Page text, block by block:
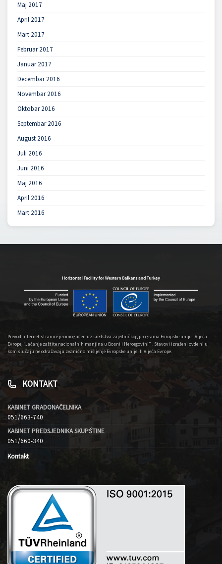
Maj 2017
April 2017
Mart 2017
Februar 2017
Januar 2017
Decembar 2016
Novembar 2016
Oktobar 2016
Septembar 2016
August 2016
Juli 2016
Juni 2016
Maj 2016
April 2016
Mart 2016
Prevod internet stranice je omogućen uz sredstva zajedničkog programa Evropske unije i Vijeća
Evrope, “Jačanje zaštite nacionalnih manjina u Bosni i Hercegovini” . Stavovi izraženi ovde ni u
kom slučaju ne odražavaju zvanično mišljenje Evropske unije ili Vijeća Evrope.
KONTAKT
KABINET GRADONAČELNIKA
051/663-740
KABINET PREDSJEDNIKA SKUPŠTINE
051/660-340
Kontakt